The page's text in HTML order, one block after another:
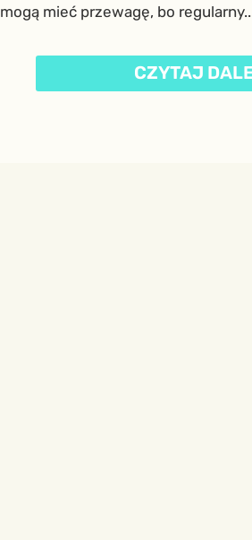
mogą mieć przewagę, bo
CZYTAJ